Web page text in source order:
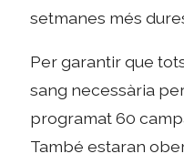
setmanes més
Per garantir que
sang necessària
programat 60
També estaran